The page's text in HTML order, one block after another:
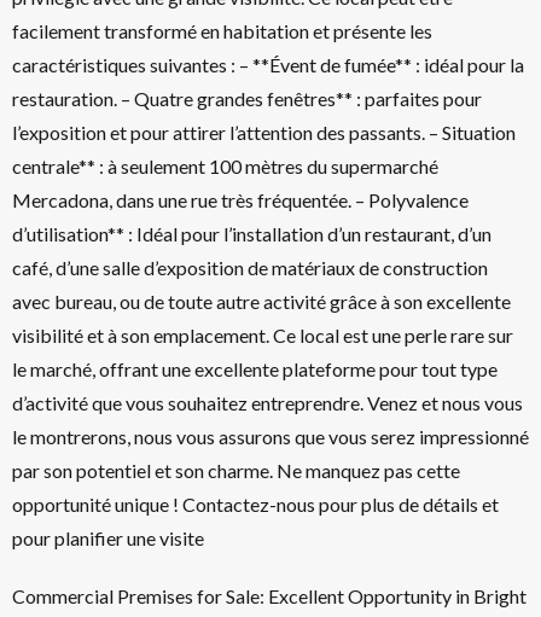
facilement transformé en habitation et présente les
caractéristiques suivantes : – **Évent de fumée** : idéal pour la
restauration. – Quatre grandes fenêtres** : parfaites pour
l’exposition et pour attirer l’attention des passants. – Situation
centrale** : à seulement 100 mètres du supermarché
Mercadona, dans une rue très fréquentée. – Polyvalence
d’utilisation** : Idéal pour l’installation d’un restaurant, d’un
café, d’une salle d’exposition de matériaux de construction
avec bureau, ou de toute autre activité grâce à son excellente
visibilité et à son emplacement. Ce local est une perle rare sur
le marché, offrant une excellente plateforme pour tout type
d’activité que vous souhaitez entreprendre. Venez et nous vous
le montrerons, nous vous assurons que vous serez impressionné
par son potentiel et son charme. Ne manquez pas cette
opportunité unique ! Contactez-nous pour plus de détails et
pour planifier une visite
Commercial Premises for Sale: Excellent Opportunity in Bright